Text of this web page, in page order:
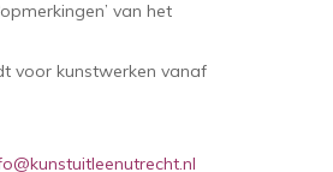
van het
voor kunstwerken vanaf